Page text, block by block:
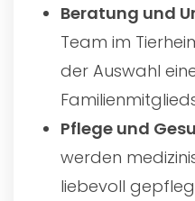
Beratung und
Team im
der Auswahl
Pflege und
werden
liebevoll